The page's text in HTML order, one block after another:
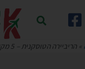
»הריביירה הטוסקנית – 5 מקומות לינה מעולים לנופש